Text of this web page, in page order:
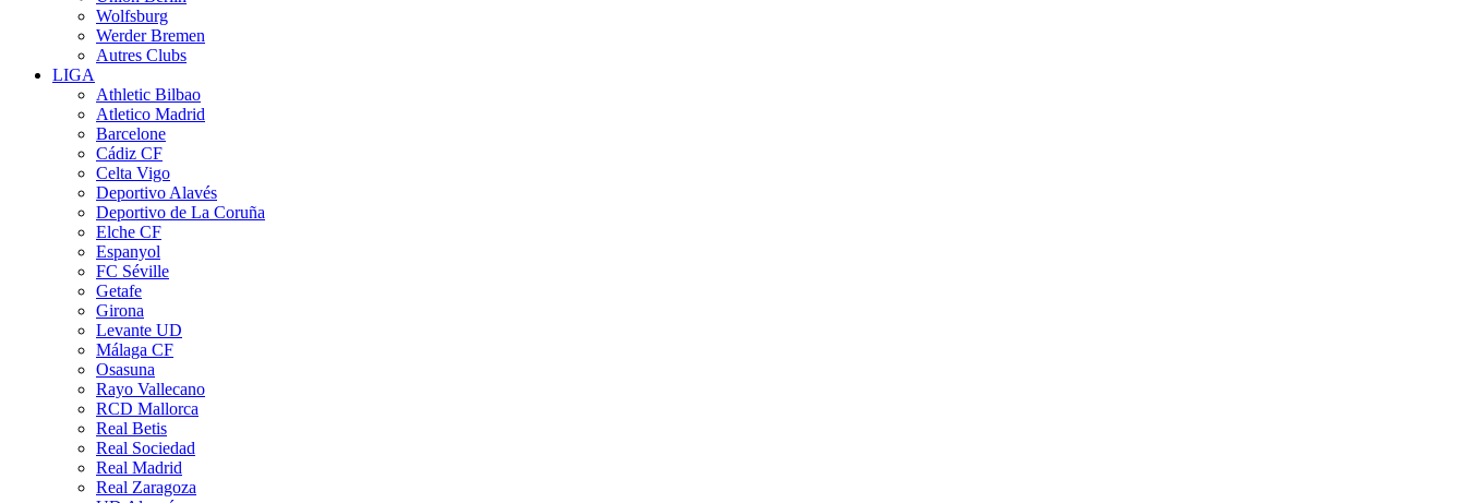
Wolfsburg
Werder Bremen
Autres Clubs
LIGA
Athletic Bilbao
Atletico Madrid
Barcelone
Cádiz CF
Celta Vigo
Deportivo Alavés
Deportivo de La Coruña
Elche CF
Espanyol
FC Séville
Getafe
Girona
Levante UD
Málaga CF
Osasuna
Rayo Vallecano
RCD Mallorca
Real Betis
Real Sociedad
Real Madrid
Real Zaragoza